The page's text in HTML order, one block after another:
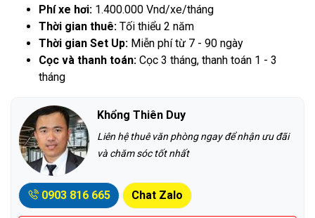
Phí xe hơi: 1.400.000 Vnd/xe/tháng
Thời gian thuê: Tối thiểu 2 năm
Thời gian Set Up: Miễn phí từ 7 - 90 ngày
Cọc và thanh toán: Cọc 3 tháng, thanh toán 1 - 3
tháng
Khổng Thiên Duy
Liên hệ thuê văn phòng ngay để nhận ưu đãi
và chăm sóc tốt nhất
0903 816 665 Chat Zalo